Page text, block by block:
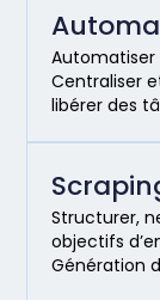
Centraliser
libérer des
Structurer,
objectifs
Génération